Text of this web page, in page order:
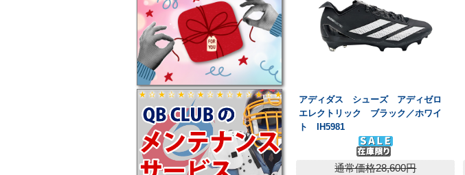
アディダス シューズ アディゼロ
エレクトリック ブラック／ホワイ
ト IH5981
通常価格28,600円